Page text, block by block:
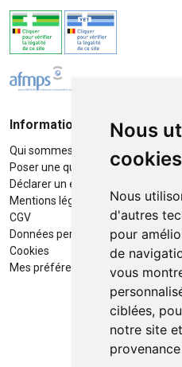
Nous
cookies
Nous
d'autres
pour
de
vous
ciblées,
notre site
Informations
Qui sommes-nous ?
Poser une question
Déclarer un effet indésirable
Mentions légales
CGV
Données personnelles
Cookies
Mes préférences Cookies